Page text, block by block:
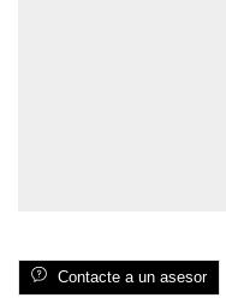
Contacte a un asesor